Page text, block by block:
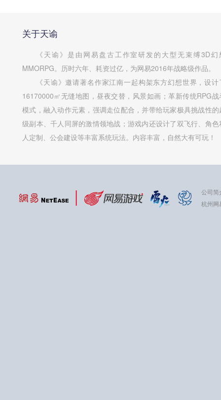
关于天谕
《天谕》是由网易盘古工作室研发的大型无束缚3D幻
MMORPG。历时六年、耗资过亿，为网易2016年战略级作品。
《天谕》邀请著名作家江南一起构架东方幻想世界，设计
16170000㎡无缝地图，昼夜交替，风景如画；革新传统RPG战
模式，融入动作元素，强调走位配合，并带给玩家极具挑战性的
级副本、千人同屏的激情领地战；游戏内还设计了双飞行、角色
人定制、公会建设等丰富系统玩法。内容丰富，自然大有可玩！
公司简
杭州